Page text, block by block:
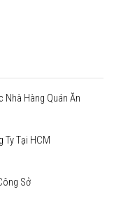
Nhà Hàng Quán Ăn
Ty Tại HCM
Sở